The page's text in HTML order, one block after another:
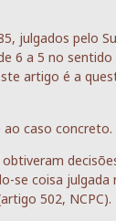
julgados pelo
6 a 5 no
artigo é a
caso concreto.
se coisa
502, NCPC).